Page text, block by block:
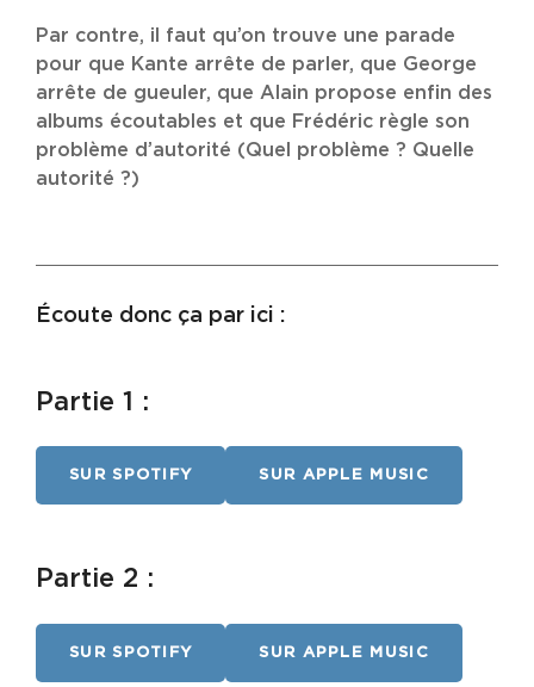
Par contre, il faut qu’on trouve une parade
pour que Kante arrête de parler, que George
arrête de gueuler, que Alain propose enfin des
albums écoutables et que Frédéric règle son
problème d’autorité (Quel problème ? Quelle
autorité ?)
Écoute donc ça par ici :
Partie 1 :
SUR SPOTIFY SUR APPLE MUSIC
Partie 2 :
SUR SPOTIFY SUR APPLE MUSIC